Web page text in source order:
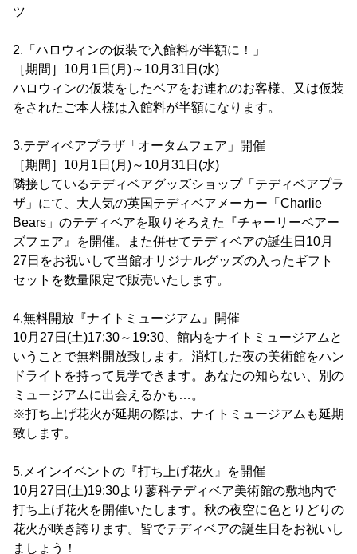
ツ
2.「ハロウィンの仮装で入館料が半額に！」
［期間］10月1日(月)～10月31日(水)
ハロウィンの仮装をしたベアをお連れのお客様、又は仮装
をされたご本人様は入館料が半額になります。
3.テディベアプラザ「オータムフェア」開催
［期間］10月1日(月)～10月31日(水)
隣接しているテディベアグッズショップ「テディベアプラ
ザ」にて、大人気の英国テディベアメーカー「Charlie
Bears」のテディベアを取りそろえた『チャーリーベアー
ズフェア』を開催。また併せてテディベアの誕生日10月
27日をお祝いして当館オリジナルグッズの入ったギフト
セットを数量限定で販売いたします。
4.無料開放『ナイトミュージアム』開催
10月27日(土)17:30～19:30、館内をナイトミュージアムと
いうことで無料開放致します。消灯した夜の美術館をハン
ドライトを持って見学できます。あなたの知らない、別の
ミュージアムに出会えるかも…。
※打ち上げ花火が延期の際は、ナイトミュージアムも延期
致します。
5.メインイベントの『打ち上げ花火』を開催
10月27日(土)19:30より蓼科テディベア美術館の敷地内で
打ち上げ花火を開催いたします。秋の夜空に色とりどりの
花火が咲き誇ります。皆でテディベアの誕生日をお祝いし
ましょう！